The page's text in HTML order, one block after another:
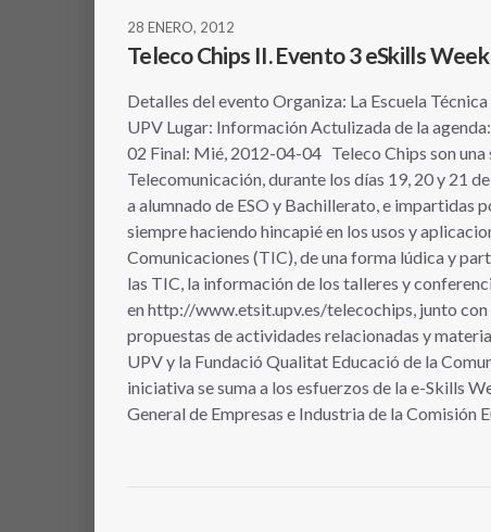
28 ENERO, 2012
Teleco Chips II. Evento 3 eSkills
Detalles del evento Organiza: La Escuela
UPV Lugar: Información Actulizada de la
02 Final: Mié, 2012-04-04 Teleco Chips son una
Telecomunicación, durante los días 19, 20 y 21
a alumnado de ESO y Bachillerato, e impartidas
siempre haciendo hincapié en los usos y
Comunicaciones (TIC), de una forma lúdica y
las TIC, la información de los talleres y
en http://www.etsit.upv.es/telecochips, junto
propuestas de actividades relacionadas y
UPV y la Fundació Qualitat Educació de la
iniciativa se suma a los esfuerzos de la e-Skills
General de Empresas e Industria de la Comisión